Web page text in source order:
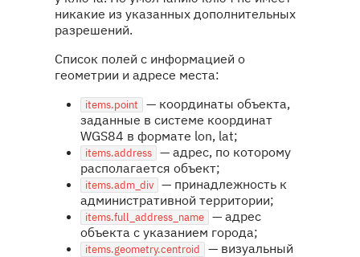
никакие из указанных дополнительных
разрешений.
Список полей с информацией о
геометрии и адресе места:
items.point
— координаты объекта,
заданные в системе координат
WGS84 в формате lon, lat;
items.address — адрес, по которому
располагается объект;
items.adm_div — принадлежность к
административной территории;
items.full_address_name — адрес
объекта с указанием города;
items.geometry.centroid
— визуальный